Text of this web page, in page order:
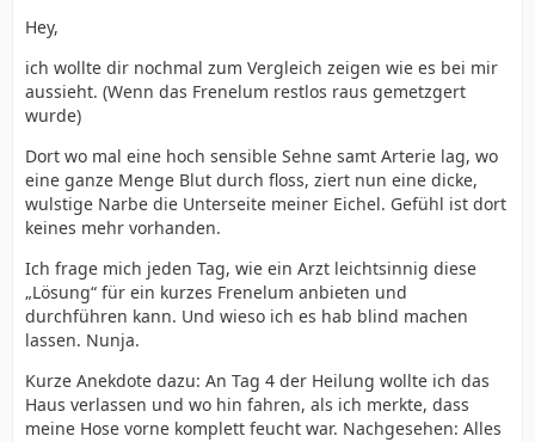
Hey,
ich wollte dir nochmal zum Vergleich zeigen wie es bei mir
aussieht. (Wenn das Frenelum restlos raus gemetzgert
wurde)
Dort wo mal eine hoch sensible Sehne samt Arterie lag, wo
eine ganze Menge Blut durch floss, ziert nun eine dicke,
wulstige Narbe die Unterseite meiner Eichel. Gefühl ist dort
keines mehr vorhanden.
Ich frage mich jeden Tag, wie ein Arzt leichtsinnig diese
„Lösung“ für ein kurzes Frenelum anbieten und
durchführen kann. Und wieso ich es hab blind machen
lassen. Nunja.
Kurze Anekdote dazu: An Tag 4 der Heilung wollte ich das
Haus verlassen und wo hin fahren, als ich merkte, dass
meine Hose vorne komplett feucht war. Nachgesehen: Alles